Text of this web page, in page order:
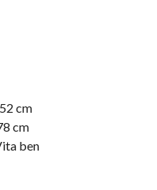
cm
cm
ben